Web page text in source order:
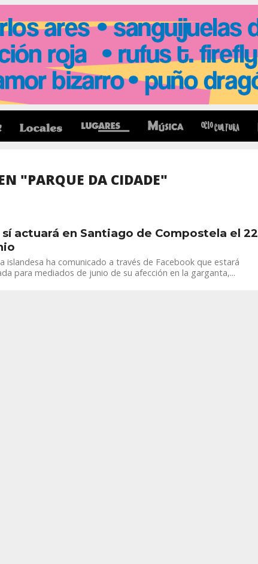
"PARQUE DA CIDADE"
actuará en Santiago de Compostela el 22
islandesa ha comunicado a través de Facebook que estará
para mediados de junio de su afección en la garganta,...